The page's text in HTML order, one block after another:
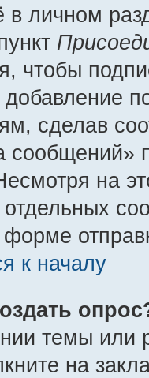
в личном
чтобы
добавление
сделав
сообщений»
на
отдельных
форме
к началу
темы или
на